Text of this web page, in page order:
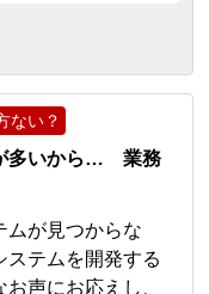
ない？
多いから… 業務
ムが見つからな
ステムを開発する
声にお応えし、